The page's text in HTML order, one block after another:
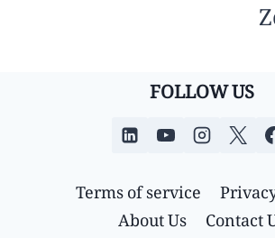
FOLLOW US
Terms of service
Contact
About Us